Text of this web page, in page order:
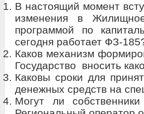
В настоящий момент
изменения в
программой по
сегодня работает ФЗ-
Каков механизм
Государство вносить
Каковы сроки для
денежных средств на
Могут ли